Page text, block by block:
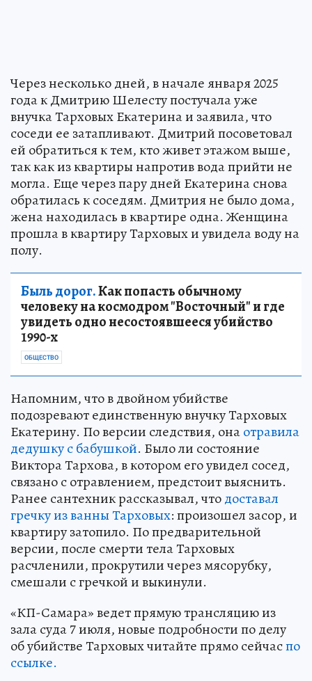
Через несколько дней, в начале января 2025
года к Дмитрию Шелесту постучала уже
внучка Тарховых Екатерина и заявила, что
соседи ее затапливают. Дмитрий посоветовал
ей обратиться к тем, кто живет этажом выше,
так как из квартиры напротив вода прийти не
могла. Еще через пару дней Екатерина снова
обратилась к соседям. Дмитрия не было дома,
жена находилась в квартире одна. Женщина
прошла в квартиру Тарховых и увидела воду на
полу.
Быль дорог.Как попасть обычному
человеку на космодром "Восточный" и где
увидеть одно несостоявшееся убийство
1990-х
ОБЩЕСТВО
Напомним, что в двойном убийстве
подозревают единственную внучку Тарховых
Екатерину. По версии следствия, онаотравила
дедушку с бабушкой. Было ли состояние
Виктора Тархова, в котором его увидел сосед,
связано с отравлением, предстоит выяснить.
Ранее сантехник рассказывал, чтодоставал
гречку из ванны Тарховых: произошел засор, и
квартиру затопило. По предварительной
версии, после смерти тела Тарховых
расчленили, прокрутили через мясорубку,
смешали с гречкой и выкинули.
«КП-Самара» ведет прямую трансляцию из
зала суда 7 июля, новые подробности по делу
об убийстве Тарховых читайте прямо сейчаспо
ссылке.